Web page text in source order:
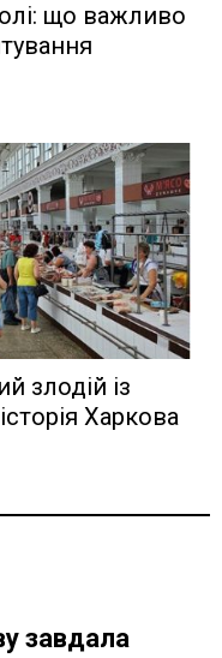
що важливо
злодій із
Харкова
завдала